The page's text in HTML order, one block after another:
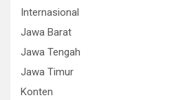
Internasional
Jawa Barat
Jawa Tengah
Jawa Timur
Konten